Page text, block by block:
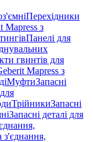
Перехідники
Mapress з
Панелі для
гвинтів для
Mapress з
МуфтиЗапасні
ТрійникиЗапасні
Запасні деталі для
з'єднання,